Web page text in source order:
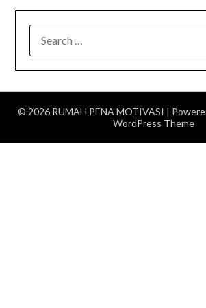
FOR:
© 2026 RUMAH PENA MOTIVASI |
WordPress Theme